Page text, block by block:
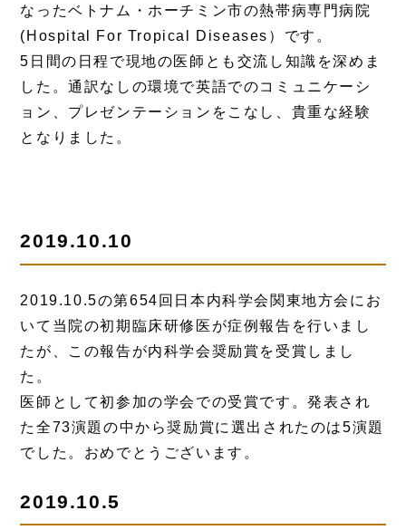
なったベトナム・ホーチミン市の熱帯病専門病院
(Hospital For Tropical Diseases）です。
5日間の日程で現地の医師とも交流し知識を深めま
した。通訳なしの環境で英語でのコミュニケーシ
ョン、プレゼンテーションをこなし、貴重な経験
となりました。
2019.10.10
2019.10.5の第654回日本内科学会関東地方会にお
いて当院の初期臨床研修医が症例報告を行いまし
たが、この報告が内科学会奨励賞を受賞しまし
た。
医師として初参加の学会での受賞です。発表され
た全73演題の中から奨励賞に選出されたのは5演題
でした。おめでとうございます。
2019.10.5